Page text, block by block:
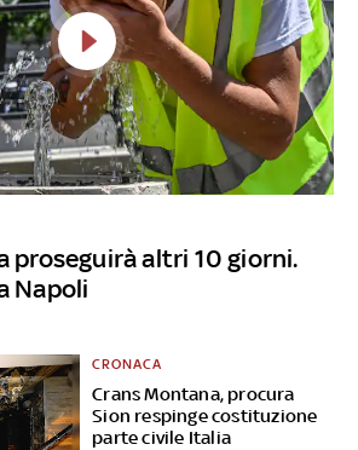
proseguirà altri 10 giorni.
Napoli
Crans Montana, procura
Sion respinge costituzione
parte civile Italia
CRONACA